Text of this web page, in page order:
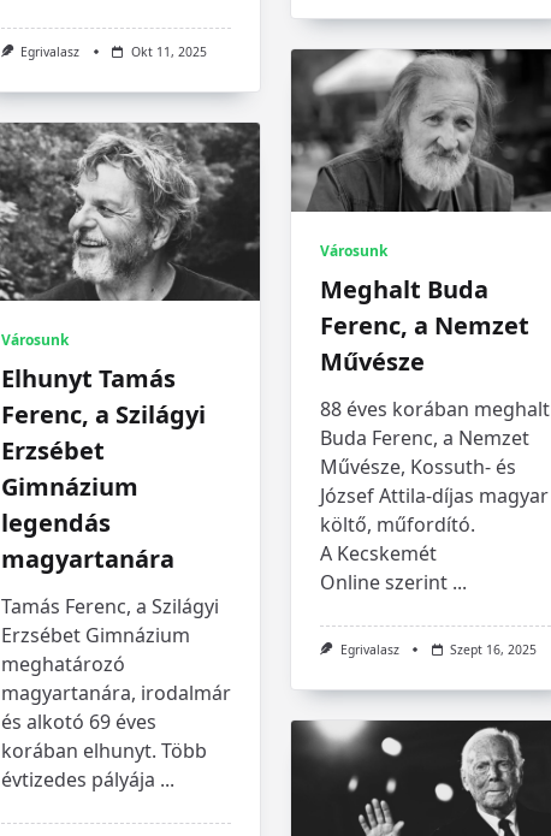
Egrivalasz Okt 11, 2025
Városunk
Meghalt Buda
Ferenc, a Nemzet
Művésze
88 éves korában meghalt
Buda Ferenc, a Nemzet
Művésze, Kossuth- és
József Attila-díjas magyar
költő, műfordító.
A Kecskemét
Online szerint ...
Egrivalasz Szept 16, 2025
Városunk
Elhunyt Tamás
Ferenc, a Szilágyi
Erzsébet
Gimnázium
legendás
magyartanára
Tamás Ferenc, a Szilágyi
Erzsébet Gimnázium
meghatározó
magyartanára, irodalmár
és alkotó 69 éves
korában elhunyt. Több
évtizedes pályája ...